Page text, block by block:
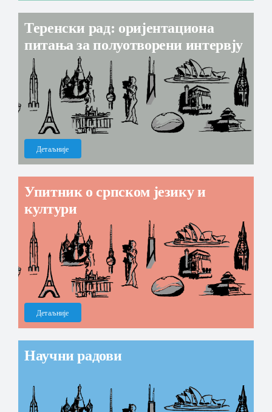
Теренски рад: оријентациона
питања за полуотворени интервју
Детаљније
Упитник о српском језику и
култури
Детаљније
Научни радови